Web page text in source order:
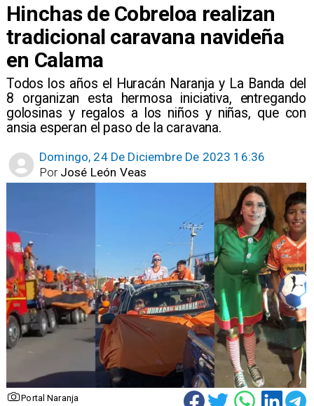
Hinchas de Cobreloa realizan
tradicional caravana navideña
en Calama
Todos los años el Huracán Naranja y La Banda del
8 organizan esta hermosa iniciativa, entregando
golosinas y regalos a los niños y niñas, que con
ansia esperan el paso de la caravana.
Domingo, 24 De Diciembre De 2023 16:36
José León Veas
Por
Portal Naranja